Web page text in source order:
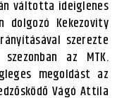
váltotta ideiglenes
dolgozó Kekezovity
szerezte
az MTK.
megoldást az
Vágó Attila